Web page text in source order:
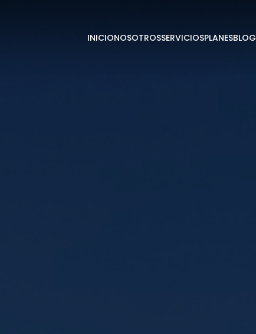
INICIONOSOTROSSERVICIOSPLANESBLOG